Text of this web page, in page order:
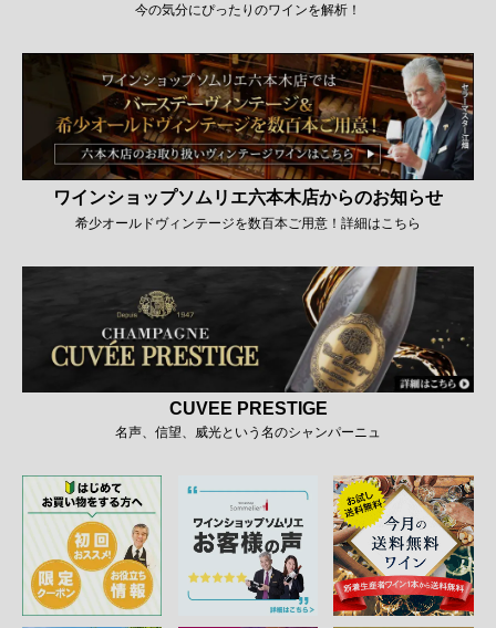
今の気分にぴったりのワインを解析！
ワインショップソムリエ六本木店からのお知らせ
希少オールドヴィンテージを数百本ご用意！詳細はこちら
CUVEE PRESTIGE
名声、信望、威光という名のシャンパーニュ